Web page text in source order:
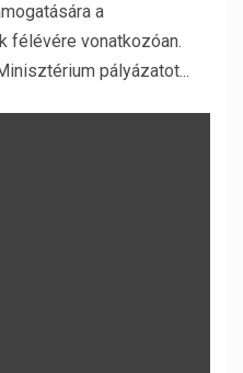
a
félévére vonatkozóan.
pályázatot...